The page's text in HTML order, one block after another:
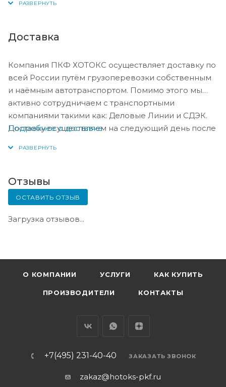
Доставка
Компания ПКФ ХОТОКС осуществляет доставку по
всей России путём грузоперевозки собственным
и наёмным автотранспортом. Помимо этого мы
активно сотрудничаем с транспортными
компаниями такими как: Деловые Линии и СДЭК.
Доставку осуществляем на следующий день после
Подробнее о доставке
Отзывы
ОСТАВИТЬ ОТЗЫВ
Загрузка отзывов...
О КОМПАНИИ УСЛУГИ КАК КУПИТЬ
ПРОИЗВОДИТЕЛИ КОНТАКТЫ
+7(495) 231-40-40 ЗАКАЗАТЬ ЗВОНОК
zakaz@hotoks-pkf.ru